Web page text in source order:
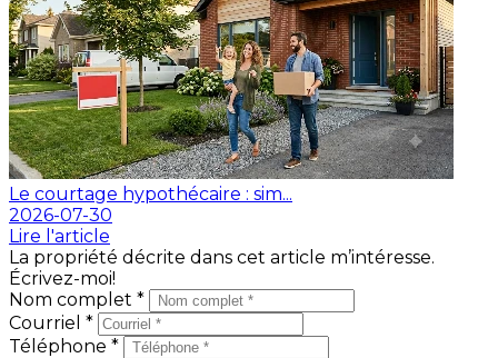
Le courtage hypothécaire : sim...
2026-07-30
Lire l'article
La propriété décrite dans cet article m’intéresse.
Écrivez-moi!
Nom complet *
Courriel *
Téléphone *